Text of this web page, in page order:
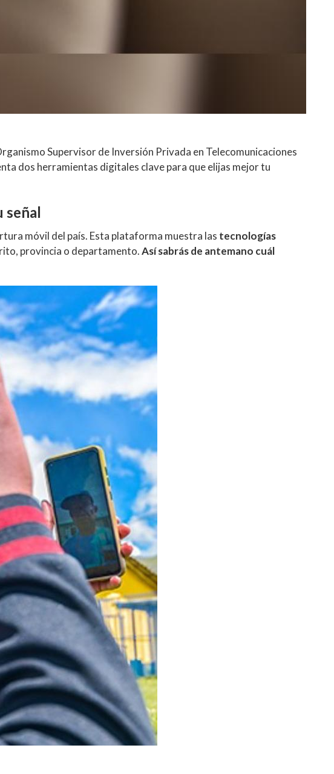
Supervisor de Inversión Privada en Telecomunicaciones
dos herramientas digitales clave para que elijas mejor tu
señal
móvil del país. Esta plataforma muestra las tecnologías
provincia o departamento.Así sabrás de antemano cuál